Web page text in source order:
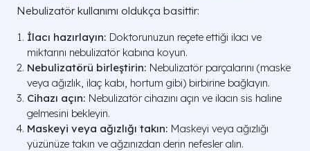
Nebulizatör kullanımı oldukça basittir:
İlacı hazırlayın: Doktorunuzun reçete ettiği ilacı ve
miktarını nebulizatör kabına koyun.
Nebulizatörü birleştirin: Nebulizatör parçalarını (maske
veya ağızlık, ilaç kabı, hortum gibi) birbirine bağlayın.
Cihazı açın: Nebulizatör cihazını açın ve ilacın sis haline
gelmesini bekleyin.
Maskeyi veya ağızlığı takın: Maskeyi veya ağızlığı
yüzünüze takın ve ağzınızdan derin nefesler alın.